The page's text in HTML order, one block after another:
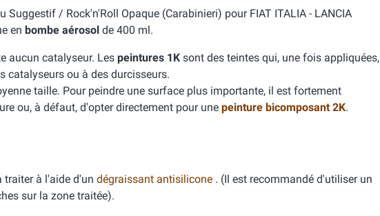
Suggestif / Rock'n'Roll Opaque (Carabinieri) pour FIAT ITALIA - LANCIA
en bombe aérosol de 400 ml.
aucun catalyseur. Les peintures 1K sont des teintes qui, une fois appliquées,
catalyseurs ou à des durcisseurs.
taille. Pour peindre une surface plus importante, il est fortement
ou, à défaut, d'opter directement pour une peinture bicomposant 2K.
traiter à l'aide d'un dégraissant antisilicone . (Il est recommandé d'utiliser un
sur la zone traitée).